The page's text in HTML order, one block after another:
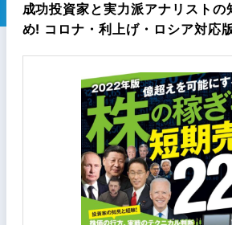
成功投資家と実力派アナリストの
め! コロナ・利上げ・ロシア対応